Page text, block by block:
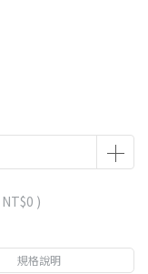
NT$0 )
規格說明